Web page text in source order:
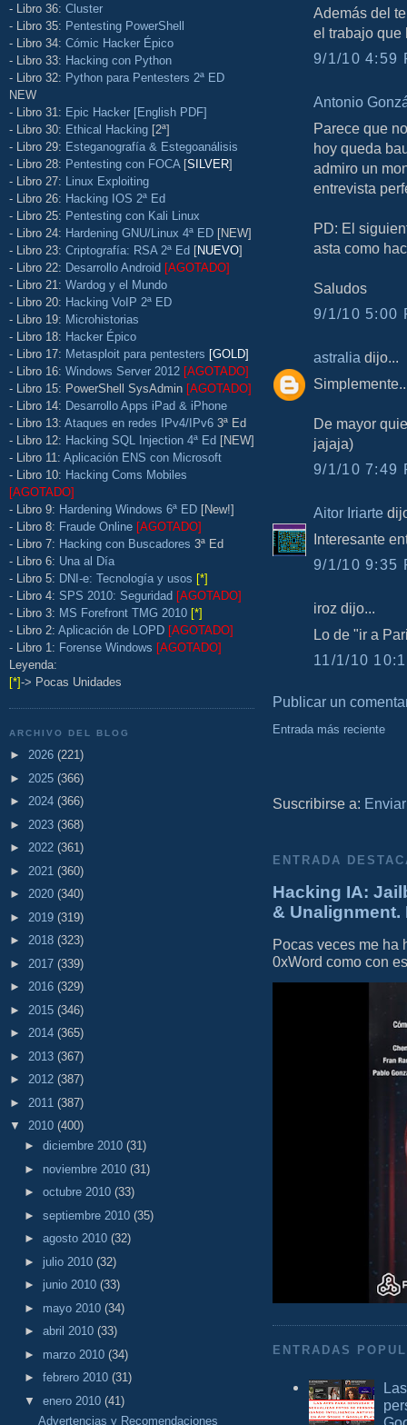
- Libro 36: Cluster
- Libro 35: Pentesting PowerShell
- Libro 34: Cómic Hacker Épico
- Libro 33: Hacking con Python
- Libro 32: Python para Pentesters 2ª ED
NEW
- Libro 31: Epic Hacker [English PDF]
- Libro 30: Ethical Hacking [2ª]
- Libro 29: Esteganografía & Estegoanálisis
- Libro 28: Pentesting con FOCA [SILVER]
- Libro 27: Linux Exploiting
- Libro 26: Hacking IOS 2ª Ed
- Libro 25: Pentesting con Kali Linux
- Libro 24: Hardening GNU/Linux 4ª ED [NEW]
- Libro 23: Criptografía: RSA 2ª Ed [NUEVO]
- Libro 22: Desarrollo Android [AGOTADO]
- Libro 21: Wardog y el Mundo
- Libro 20: Hacking VoIP 2ª ED
- Libro 19: Microhistorias
- Libro 18: Hacker Épico
- Libro 17: Metasploit para pentesters [GOLD]
- Libro 16: Windows Server 2012 [AGOTADO]
- Libro 15: PowerShell SysAdmin [AGOTADO]
- Libro 14: Desarrollo Apps iPad & iPhone
- Libro 13: Ataques en redes IPv4/IPv6 3ª Ed
- Libro 12: Hacking SQL Injection 4ª Ed [NEW]
- Libro 11: Aplicación ENS con Microsoft
- Libro 10: Hacking Coms Mobiles
[AGOTADO]
- Libro 9: Hardening Windows 6ª ED [New!]
- Libro 8: Fraude Online [AGOTADO]
- Libro 7: Hacking con Buscadores 3ª Ed
- Libro 6: Una al Día
- Libro 5: DNI-e: Tecnología y usos [*]
- Libro 4: SPS 2010: Seguridad [AGOTADO]
- Libro 3: MS Forefront TMG 2010 [*]
- Libro 2: Aplicación de LOPD [AGOTADO]
- Libro 1: Forense Windows [AGOTADO]
Leyenda:
[*]-> Pocas Unidades
ARCHIVO DEL BLOG
► 2026 (221)
► 2025 (366)
► 2024 (366)
► 2023 (368)
► 2022 (361)
► 2021 (360)
► 2020 (340)
► 2019 (319)
► 2018 (323)
► 2017 (339)
► 2016 (329)
► 2015 (346)
► 2014 (365)
► 2013 (367)
► 2012 (387)
► 2011 (387)
▼ 2010 (400)
► diciembre 2010 (31)
► noviembre 2010 (31)
► octubre 2010 (33)
► septiembre 2010 (35)
► agosto 2010 (32)
► julio 2010 (32)
► junio 2010 (33)
► mayo 2010 (34)
► abril 2010 (33)
► marzo 2010 (34)
► febrero 2010 (31)
▼ enero 2010 (41)
Advertencias y Recomendaciones
Además del
el trabajo que
9/1/10 4:59
Antonio
Parece que
hoy queda
admiro un
entrevista
PD: El
asta como
Saludos
9/1/10 5:00
astralia dijo...
De mayor
jajaja)
9/1/10 7:49
Aitor Iriarte
Interesante
9/1/10 9:35
iroz dijo...
Lo de "ir a
11/1/10
Publicar un
Entrada más reciente
Suscribirse a:
ENTRADA
Hacking IA:
&
Pocas veces me ha
0xWord como con
ENTRADAS